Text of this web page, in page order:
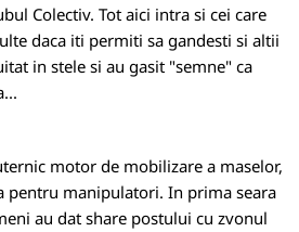
Colectiv. Tot aici intra si cei care
daca iti permiti sa gandesti si altii
in stele si au gasit "semne" ca
motor de mobilizare a maselor,
pentru manipulatori. In prima seara
au dat share postului cu zvonul